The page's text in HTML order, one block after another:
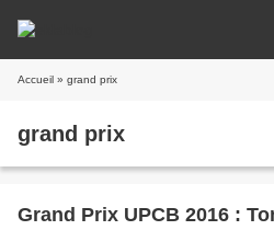
Accueil » grand prix
grand prix
Grand Prix UPCB 2016 :